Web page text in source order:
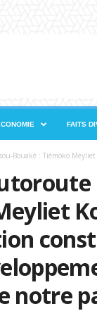
FAITS
Bouaké : Tiémoko
notre